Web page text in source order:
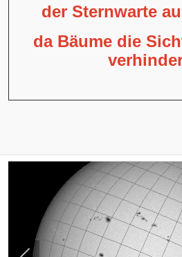
der Sternwarte
da Bäume die